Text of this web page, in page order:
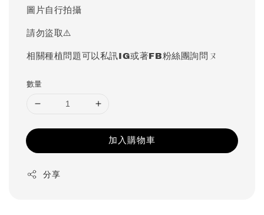
圖片自行拍攝
請勿盜取⚠️
相關種植問題可以私訊IG或著FB粉絲團詢問ㄡ
數量
加入購物車
分享